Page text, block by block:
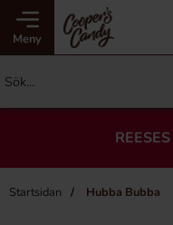
Meny
Startsidan Hubba Bubba